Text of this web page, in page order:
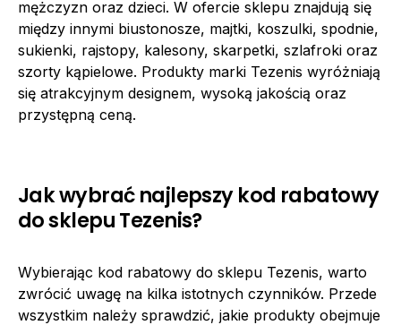
mężczyzn oraz dzieci. W ofercie sklepu znajdują się
między innymi biustonosze, majtki, koszulki, spodnie,
sukienki, rajstopy, kalesony, skarpetki, szlafroki oraz
szorty kąpielowe. Produkty marki Tezenis wyróżniają
się atrakcyjnym designem, wysoką jakością oraz
przystępną ceną.
Jak wybrać najlepszy kod rabatowy
do sklepu Tezenis?
Wybierając kod rabatowy do sklepu Tezenis, warto
zwrócić uwagę na kilka istotnych czynników. Przede
wszystkim należy sprawdzić, jakie produkty obejmuje